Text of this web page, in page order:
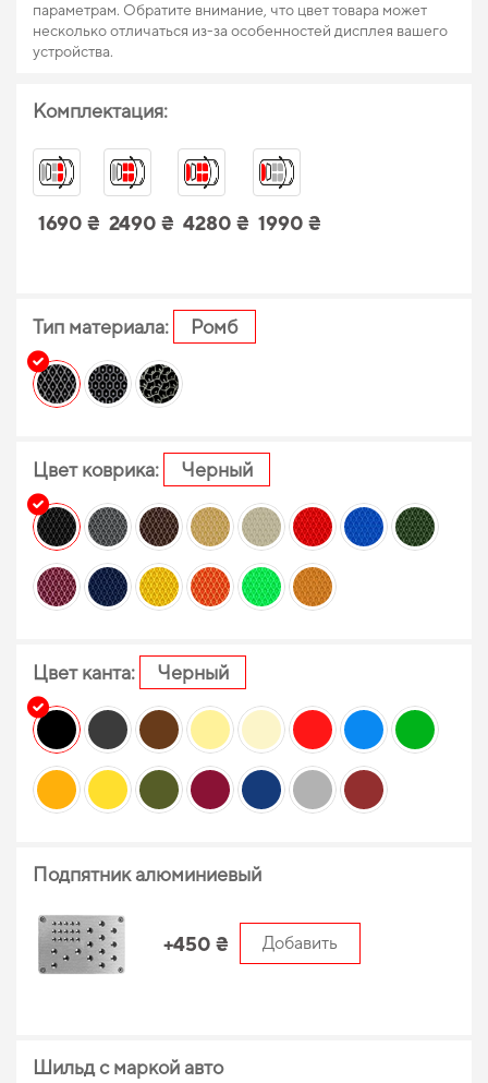
параметрам. Обратите внимание, что цвет товара может
несколько отличаться из-за особенностей дисплея вашего
устройства.
Комплектация:
1690 ₴ 2490 ₴ 4280 ₴ 1990 ₴
Тип материала: Ромб
Цвет коврика: Черный
Цвет канта: Черный
Подпятник алюминиевый
+450 ₴ Добавить
Шильд с маркой авто